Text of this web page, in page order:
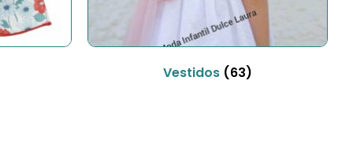
Vestidos (63)